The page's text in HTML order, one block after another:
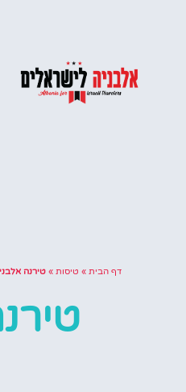
דף הבית » טיסות » טירנה